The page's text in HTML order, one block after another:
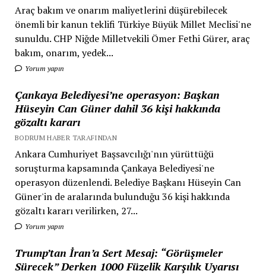
Araç bakım ve onarım maliyetlerini düşürebilecek
önemli bir kanun teklifi Türkiye Büyük Millet Meclisi'ne
sunuldu. CHP Niğde Milletvekili Ömer Fethi Gürer, araç
bakım, onarım, yedek...
Yorum yapın
Çankaya Belediyesi’ne operasyon: Başkan
Hüseyin Can Güner dahil 36 kişi hakkında
gözaltı kararı
BODRUM HABER TARAFINDAN
Ankara Cumhuriyet Başsavcılığı'nın yürüttüğü
soruşturma kapsamında Çankaya Belediyesi'ne
operasyon düzenlendi. Belediye Başkanı Hüseyin Can
Güner'in de aralarında bulunduğu 36 kişi hakkında
gözaltı kararı verilirken, 27...
Yorum yapın
Trump’tan İran’a Sert Mesaj: “Görüşmeler
Sürecek” Derken 1000 Füzelik Karşılık Uyarısı